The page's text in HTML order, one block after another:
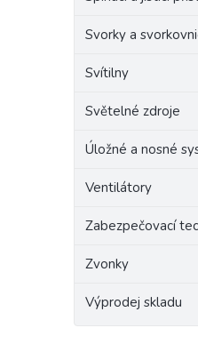
Svorky a
Svítilny
Světelné zdroje
Úložné a nosné
Ventilátory
Zabezpečovací
Zvonky
Výprodej skladu